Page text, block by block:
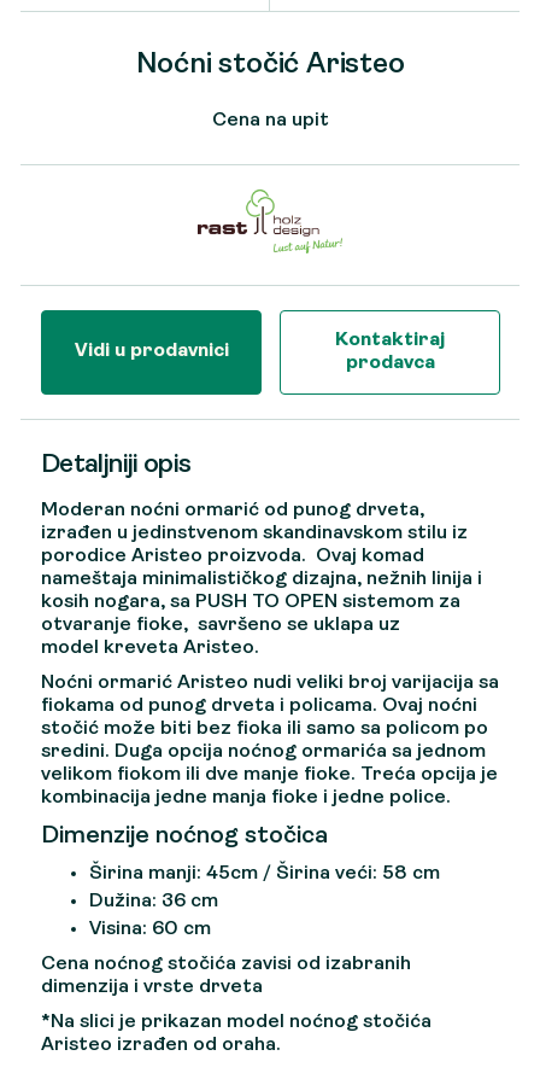
Noćni stočić Aristeo
Cena na upit
Vidi u prodavnici
Kontaktiraj
prodavca
Detaljniji opis
Moderan noćni ormarić od punog drveta,
izrađen u jedinstvenom skandinavskom stilu iz
porodice Aristeo proizvoda. Ovaj komad
nameštaja minimalističkog dizajna, nežnih linija i
kosih nogara, sa PUSH TO OPEN sistemom za
otvaranje fioke, savršeno se uklapa uz
model kreveta Aristeo.
Noćni ormarić Aristeo nudi veliki broj varijacija sa
fiokama od punog drveta i policama. Ovaj noćni
stočić može biti bez fioka ili samo sa policom po
sredini. Duga opcija noćnog ormarića sa jednom
velikom fiokom ili dve manje fioke. Treća opcija je
kombinacija jedne manja fioke i jedne police.
Dimenzije noćnog stočica
Širina manji: 45cm / Širina veći: 58 cm
Dužina: 36 cm
Visina: 60 cm
Cena noćnog stočića zavisi od izabranih
dimenzija i vrste drveta
*Na slici je prikazan model noćnog stočića
Aristeo izrađen od oraha.